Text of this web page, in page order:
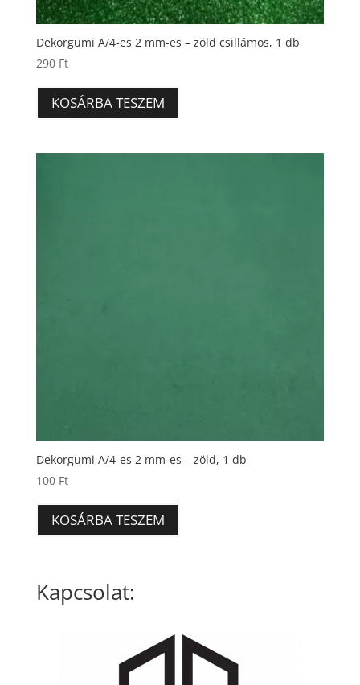
Dekorgumi A/4-es 2 mm-es – zöld csillámos, 1 db
290 Ft
KOSÁRBA TESZEM
Dekorgumi A/4-es 2 mm-es – zöld, 1 db
100 Ft
KOSÁRBA TESZEM
Kapcsolat: